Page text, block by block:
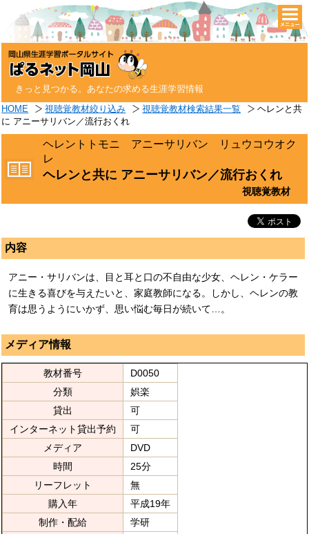
きっと見つかる。あなたの求める生涯学習情報
HOME 視聴覚教材絞り込み 視聴覚教材検索結果一覧
ヘレンと共
に アニーサリバン／流行おくれ
ヘレントトモニ アニーサリバン リュウコウオク
レ
ヘレンと共に アニーサリバン／流行おくれ
視聴覚教材
内容
アニー・サリバンは、目と耳と口の不自由な少女、ヘレン・ケラー
に生きる喜びを与えたいと、家庭教師になる。しかし、ヘレンの教
育は思うようにいかず、思い悩む毎日が続いて…。
メディア情報
教材番号
D0050
分類
娯楽
貸出
可
インターネット貸出予約
可
メディア
DVD
時間
25分
リーフレット
無
購入年
平成19年
制作・配給
学研